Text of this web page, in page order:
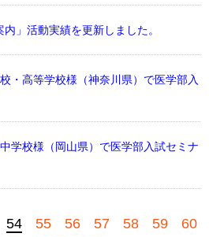
内」活動実績を更新しました。
・高等学校様（神奈川県）で医学部入
学校様（岡山県）で医学部入試セミナ
54 55 56 57 58 59
60